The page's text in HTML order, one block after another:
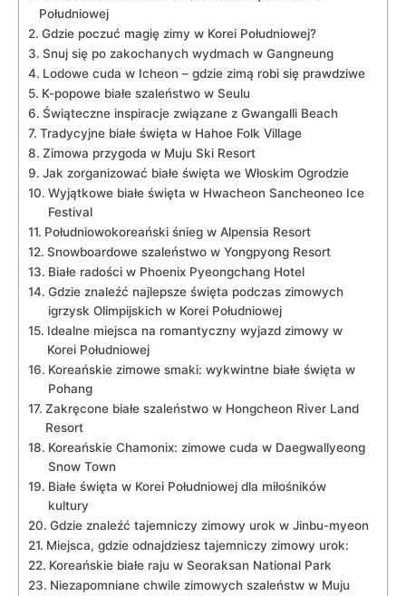
Południowej
Gdzie poczuć ‌magię zimy w ‍Korei‍ Południowej?
Snuj się po ⁤zakochanych wydmach w ​Gangneung
Lodowe cuda w Icheon – gdzie zimą robi‍ się prawdziwe
K-popowe białe szaleństwo⁢ w Seulu
Świąteczne inspiracje związane z Gwangalli⁤ Beach
Tradycyjne ⁢białe ‍święta w Hahoe Folk Village
Zimowa przygoda w Muju Ski‍ Resort
Jak zorganizować ‌białe święta we Włoskim⁣ Ogrodzie
Wyjątkowe białe ⁣święta w Hwacheon Sancheoneo Ice
Festival
Południowokoreański śnieg w⁣ Alpensia Resort
Snowboardowe szaleństwo w Yongpyong Resort
Białe radości w Phoenix Pyeongchang⁣ Hotel
Gdzie znaleźć najlepsze święta podczas ⁢zimowych
igrzysk Olimpijskich w Korei Południowej
Idealne miejsca na romantyczny wyjazd zimowy w
Korei Południowej
Koreańskie zimowe⁣ smaki: wykwintne białe święta ⁣w⁣
Pohang
Zakręcone białe szaleństwo ‌w Hongcheon ⁢River Land
Resort
Koreańskie Chamonix: zimowe cuda⁤ w Daegwallyeong
Snow Town
Białe‍ święta w Korei Południowej dla ‍miłośników
⁢kultury
Gdzie znaleźć tajemniczy‍ zimowy urok w Jinbu-myeon
Miejsca,‍ gdzie odnajdziesz tajemniczy zimowy urok:
Koreańskie białe raju w Seoraksan National Park
Niezapomniane chwile zimowych szaleństw w Muju